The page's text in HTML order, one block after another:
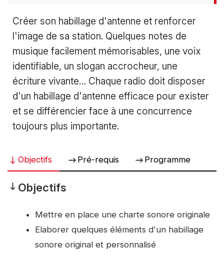
Accroche
Créer son habillage d'antenne et renforcer
l'image de sa station. Quelques notes de
musique facilement mémorisables, une voix
identifiable, un slogan accrocheur, une
écriture vivante… Chaque radio doit disposer
d'un habillage d'antenne efficace pour exister
et se différencier face à une concurrence
toujours plus importante.
Objectifs Pré-requis Programme
Objectifs
Mettre en place une charte sonore originale
Elaborer quelques éléments d'un habillage
sonore original et personnalisé